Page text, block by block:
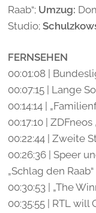
Raab“; Umzug:
Studio;
FERNSEHEN
00:01:08 |
00:07:15 | Lange
00:14:14 |
00:17:10 |
00:22:44 | Zweite
00:26:36 | Speer
„Schlag den Raab“
00:30:53 | „The
00:35:55 | RTL